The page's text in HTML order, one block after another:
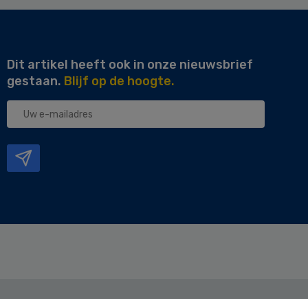
Dit artikel heeft ook in onze nieuwsbrief
gestaan. Blijf op de hoogte.
Uw